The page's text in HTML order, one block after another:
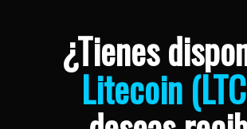
¿Tienes
Litecoin